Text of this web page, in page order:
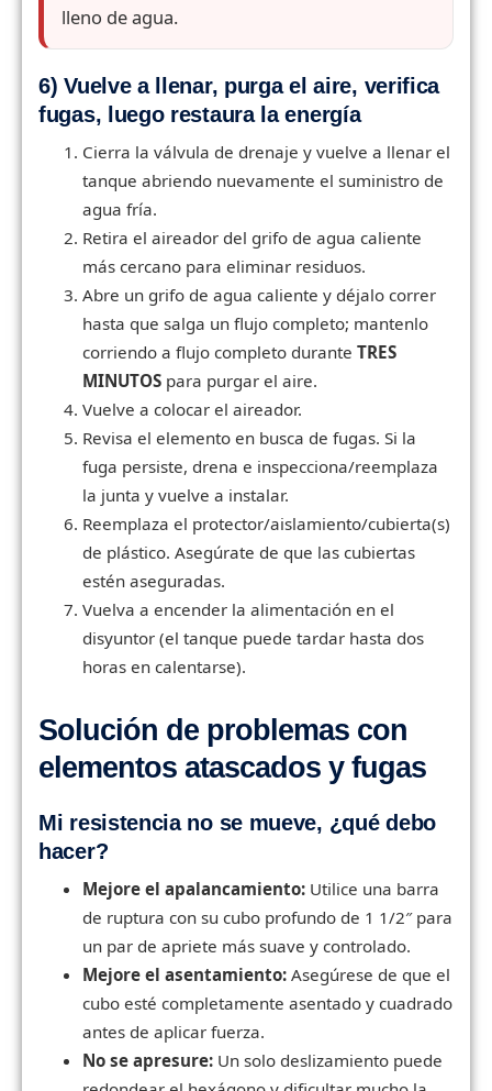
lleno de agua.
6) Vuelve a llenar, purga el aire, verifica
fugas, luego restaura la energía
Cierra la válvula de drenaje y vuelve a llenar el
tanque abriendo nuevamente el suministro de
agua fría.
Retira el aireador del grifo de agua caliente
más cercano para eliminar residuos.
Abre un grifo de agua caliente y déjalo correr
hasta que salga un flujo completo; mantenlo
corriendo a flujo completo durante TRES
MINUTOS para purgar el aire.
Vuelve a colocar el aireador.
Revisa el elemento en busca de fugas. Si la
fuga persiste, drena e inspecciona/reemplaza
la junta y vuelve a instalar.
Reemplaza el protector/aislamiento/cubierta(s)
de plástico. Asegúrate de que las cubiertas
estén aseguradas.
Vuelva a encender la alimentación en el
disyuntor (el tanque puede tardar hasta dos
horas en calentarse).
Solución de problemas con
elementos atascados y fugas
Mi resistencia no se mueve, ¿qué debo
hacer?
Mejore el apalancamiento: Utilice una barra
de ruptura con su cubo profundo de 1 1/2″ para
un par de apriete más suave y controlado.
Mejore el asentamiento: Asegúrese de que el
cubo esté completamente asentado y cuadrado
antes de aplicar fuerza.
No se apresure: Un solo deslizamiento puede